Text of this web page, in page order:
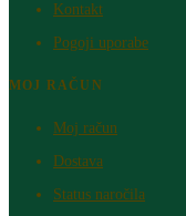
Kontakt
Pogoji uporabe
MOJ RAČUN
Moj račun
Dostava
Status naročila